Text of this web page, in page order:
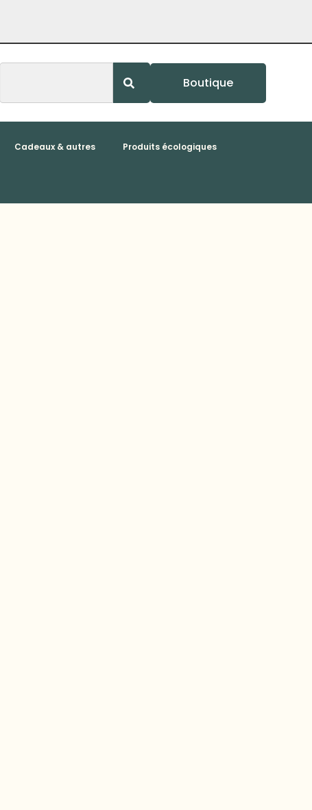
Boutique
Cadeaux & autres Produits écologiques